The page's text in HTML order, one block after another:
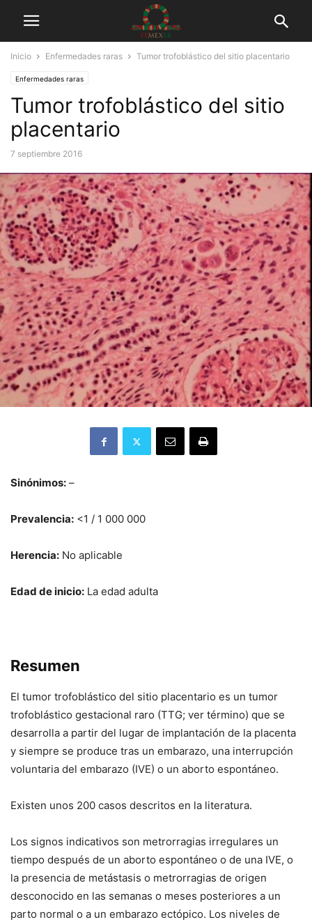
Inicio Enfermedades raras Tumor trofoblástico del sitio placentario
Enfermedades raras
Tumor trofoblástico del sitio
placentario
7 septiembre 2016
Sinónimos: –
Prevalencia: <1 / 1 000 000
Herencia: No aplicable
Edad de inicio: La edad adulta
Resumen
El tumor trofoblástico del sitio placentario es un tumor
trofoblástico gestacional raro (TTG; ver término) que se
desarrolla a partir del lugar de implantación de la placenta
y siempre se produce tras un embarazo, una interrupción
voluntaria del embarazo (IVE) o un aborto espontáneo.
Existen unos 200 casos descritos en la literatura.
Los signos indicativos son metrorragias irregulares un
tiempo después de un aborto espontáneo o de una IVE, o
la presencia de metástasis o metrorragias de origen
desconocido en las semanas o meses posteriores a un
parto normal o a un embarazo ectópico. Los niveles de